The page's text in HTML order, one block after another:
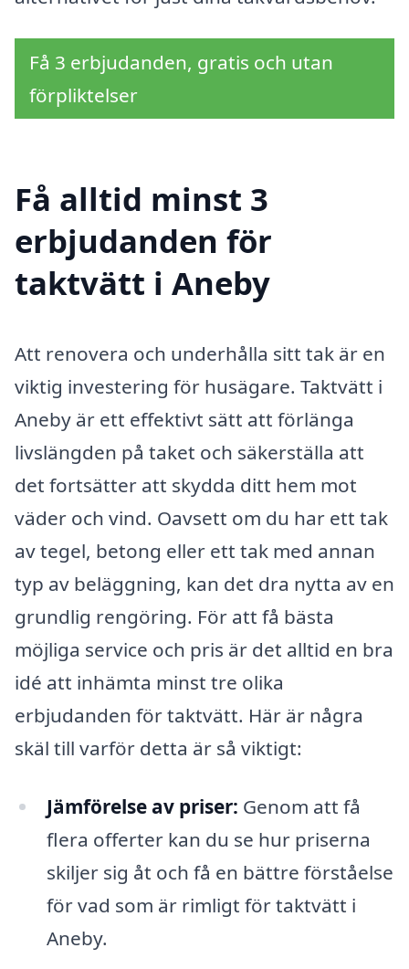
Få 3 erbjudanden, gratis och utan
förpliktelser
Få alltid minst 3
erbjudanden för
taktvätt i Aneby
Att renovera och underhålla sitt tak är en
viktig investering för husägare. Taktvätt i
Aneby är ett effektivt sätt att förlänga
livslängden på taket och säkerställa att
det fortsätter att skydda ditt hem mot
väder och vind. Oavsett om du har ett tak
av tegel, betong eller ett tak med annan
typ av beläggning, kan det dra nytta av en
grundlig rengöring. För att få bästa
möjliga service och pris är det alltid en bra
idé att inhämta minst tre olika
erbjudanden för taktvätt. Här är några
skäl till varför detta är så viktigt:
Jämförelse av priser: Genom att få
flera offerter kan du se hur priserna
skiljer sig åt och få en bättre förståelse
för vad som är rimligt för taktvätt i
Aneby.